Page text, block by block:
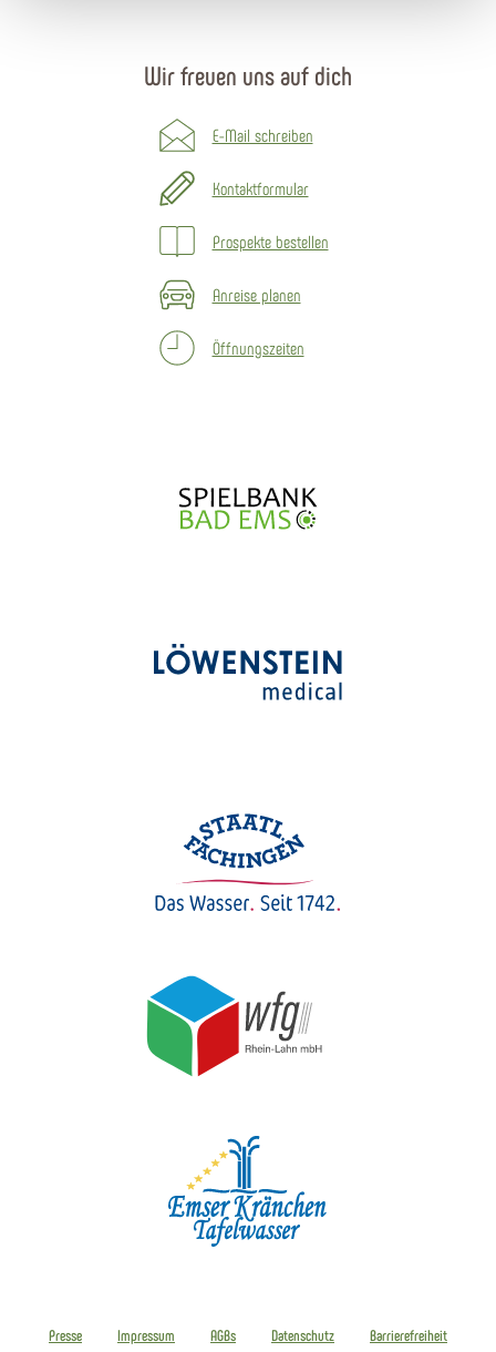
Wir freuen uns auf dich
E-Mail schreiben
Kontaktformular
Prospekte bestellen
Anreise planen
Öffnungszeiten
Presse Impressum AGBs Datenschutz
Barrierefreiheit